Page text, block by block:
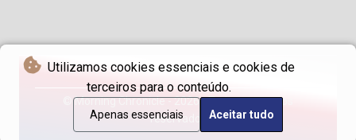
Utilizamos cookies essenciais e cookies de
terceiros para o conteúdo.
Apenas essenciais Aceitar tudo
© Morning Chronicle - 2026 - Todos os direitos
reservados